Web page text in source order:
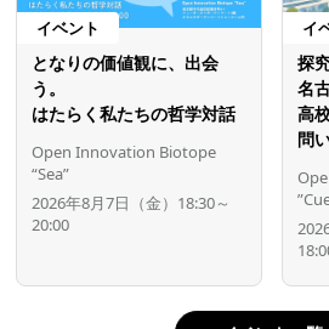
イベント
となりの価値観に、出会
う。
はたらく私たちの哲学対話
Open Innovation Biotope
“Sea”
2026年8月7日（金）18:30～
20:00
イ
探
名
高
問